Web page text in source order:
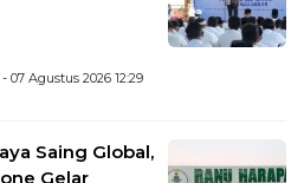
- 07 Agustus 2026 12:29
Saing Global,
Gelar